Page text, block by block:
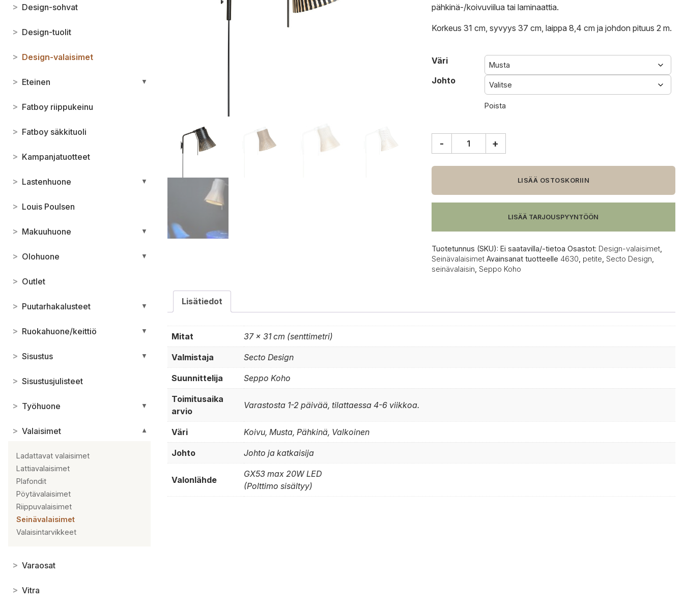
> Design-sohvat
> Design-tuolit
> Design-valaisimet
> Eteinen ▼
> Fatboy riippukeinu
> Fatboy säkkituoli
> Kampanjatuotteet
> Lastenhuone ▼
> Louis Poulsen
> Makuuhuone ▼
> Olohuone ▼
> Outlet
> Puutarhakalusteet ▼
> Ruokahuone/keittiö ▼
> Sisustus ▼
> Sisustusjulisteet
> Työhuone ▼
> Valaisimet ▼
Ladattavat valaisimet
Lattiavalaisimet
Plafondit
Pöytävalaisimet
Riippuvalaisimet
Seinävalaisimet
Valaisintarvikkeet
> Varaosat
> Vitra
pähkinä-/koivuviilua tai laminaattia.
Korkeus 31 cm, syvyys 37 cm, laippa 8,4 cm ja johdon pituus 2 m.
Väri
Johto
Poista
Petite
seinävalaisin
määrä
- +
LISÄÄ OSTOSKORIIN
LISÄÄ TARJOUSPYYNTÖÖN
Tuotetunnus (SKU): Ei saatavilla/-tietoa Osastot: Design-valaisimet,
Seinävalaisimet Avainsanat tuotteelle 4630 petite Secto Design
seinävalaisin Seppo Koho
Lisätiedot
Mitat 37 × 31 cm (senttimetri)
Valmistaja Secto Design
Suunnittelija Seppo Koho
Toimitusaika
arvio
Varastosta 1-2 päivää, tilattaessa 4-6 viikkoa.
Väri Koivu, Musta, Pähkinä, Valkoinen
Johto Johto ja katkaisija
Valonlähde
GX53 max 20W LED
(Polttimo sisältyy)